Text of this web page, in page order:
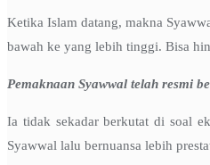
Ketika Islam datang, makna
bawah ke yang lebih tinggi. Bisa
Pemaknaan Syawwal telah resmi
Ia tidak sekadar berkutat di soal
Syawwal lalu bernuansa lebih